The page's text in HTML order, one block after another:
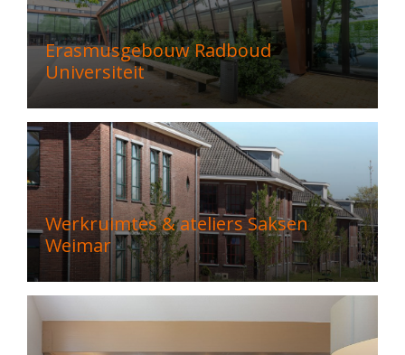
Erasmusgebouw Radboud
Universiteit
Werkruimtes & ateliers Saksen
Weimar